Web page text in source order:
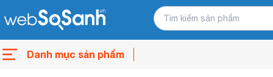
Danh mục sản phẩm